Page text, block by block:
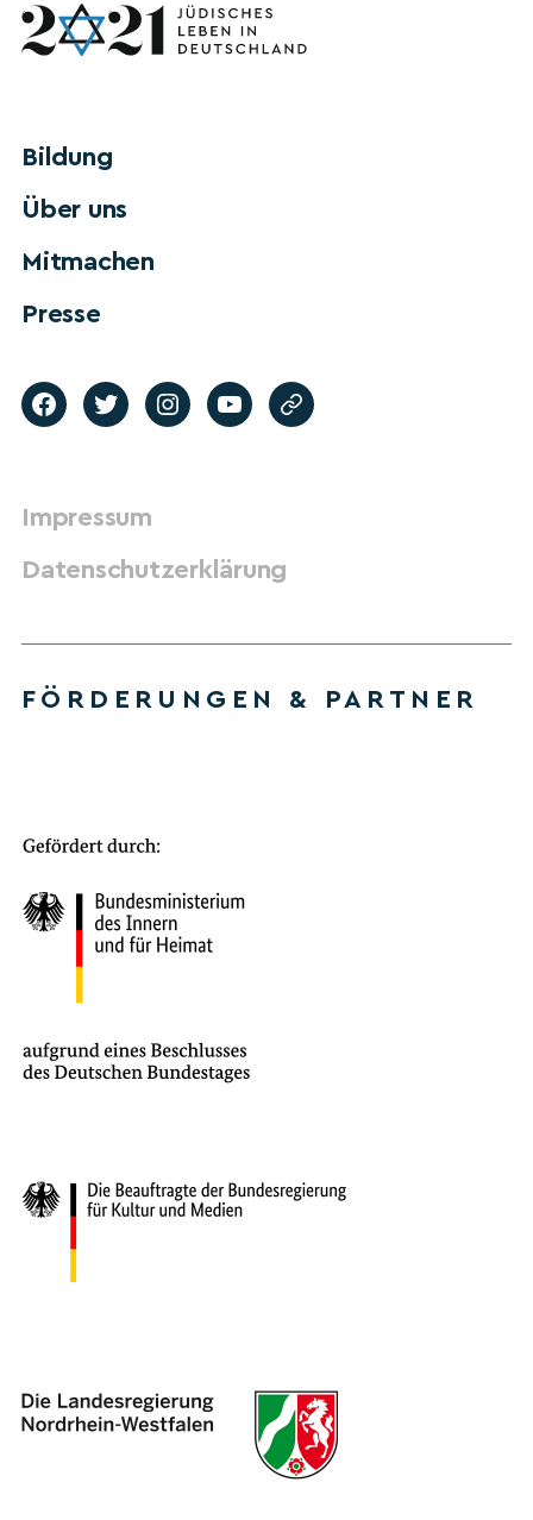
Bildung
Über uns
Mitmachen
Presse
Impressum
Datenschutzerklärung
FÖRDERUNGEN & PARTNER